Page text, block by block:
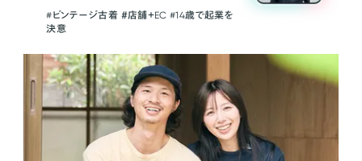
#ビンテージ古着 ＃店舗＋EC #14歳で起業を
決意